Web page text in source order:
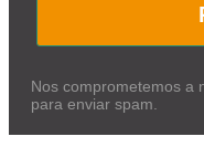
Nos comprometemos a
para enviar spam.